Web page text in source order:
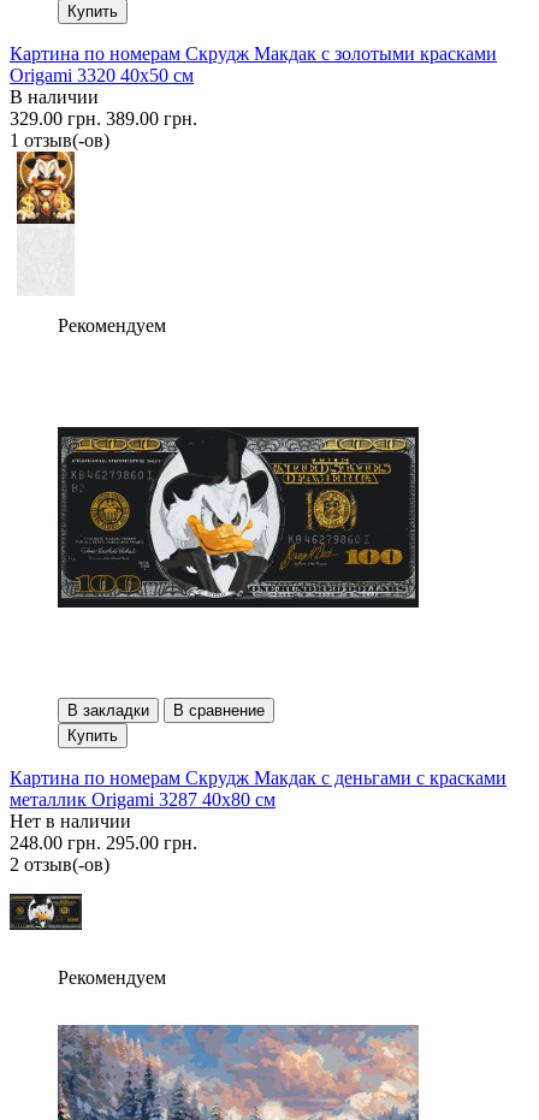
Купить
Картина по номерам Скрудж Макдак с золотыми красками
Origami 3320 40x50 см
В наличии
329.00 грн. 389.00 грн.
1 отзыв(-ов)
Рекомендуем
В закладки
В сравнение
Купить
Картина по номерам Скрудж Макдак с деньгами с красками
металлик Origami 3287 40x80 см
Нет в наличии
248.00 грн. 295.00 грн.
2 отзыв(-ов)
Рекомендуем